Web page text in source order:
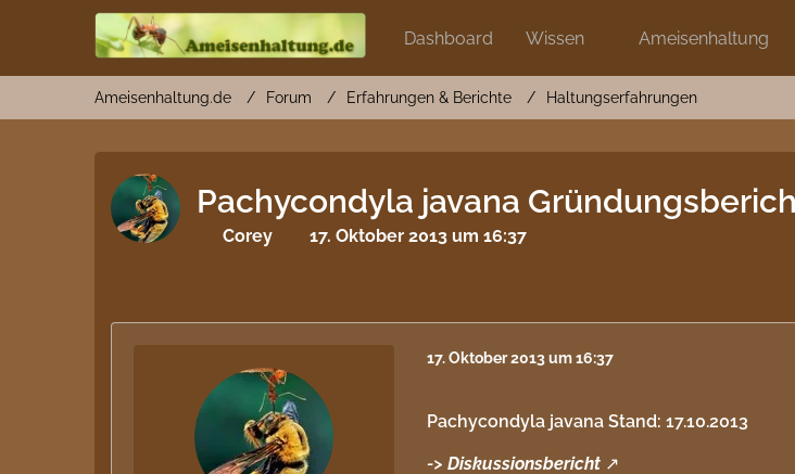
Dashboard Wissen Ameisenhaltung
Ameisenhaltung.de Forum Erfahrungen & Berichte Haltungserfahrungen
Pachycondyla javana
Corey 17. Oktober 2013 um 16:37
17. Oktober 2013 um 16:37
Pachycondyla javana Stand: 17.10.2013
->Diskussionsbericht